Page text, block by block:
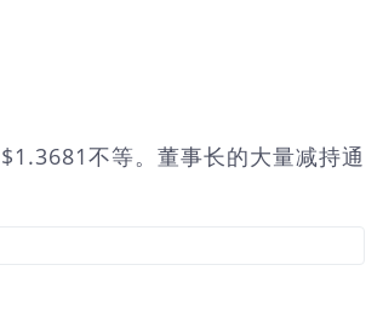
不等。董事长的大量减持通